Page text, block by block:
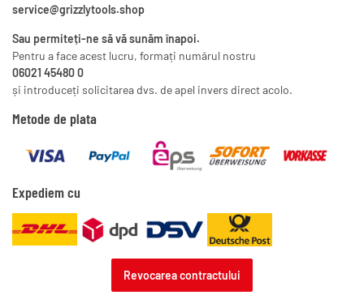
service@grizzlytools.shop
Sau permiteți-ne să vă sunăm înapoi.
Pentru a face acest lucru, formați numărul nostru
06021 45480 0
și introduceți solicitarea dvs. de apel invers direct acolo.
Metode de plata
Expediem cu
Revocarea contractului